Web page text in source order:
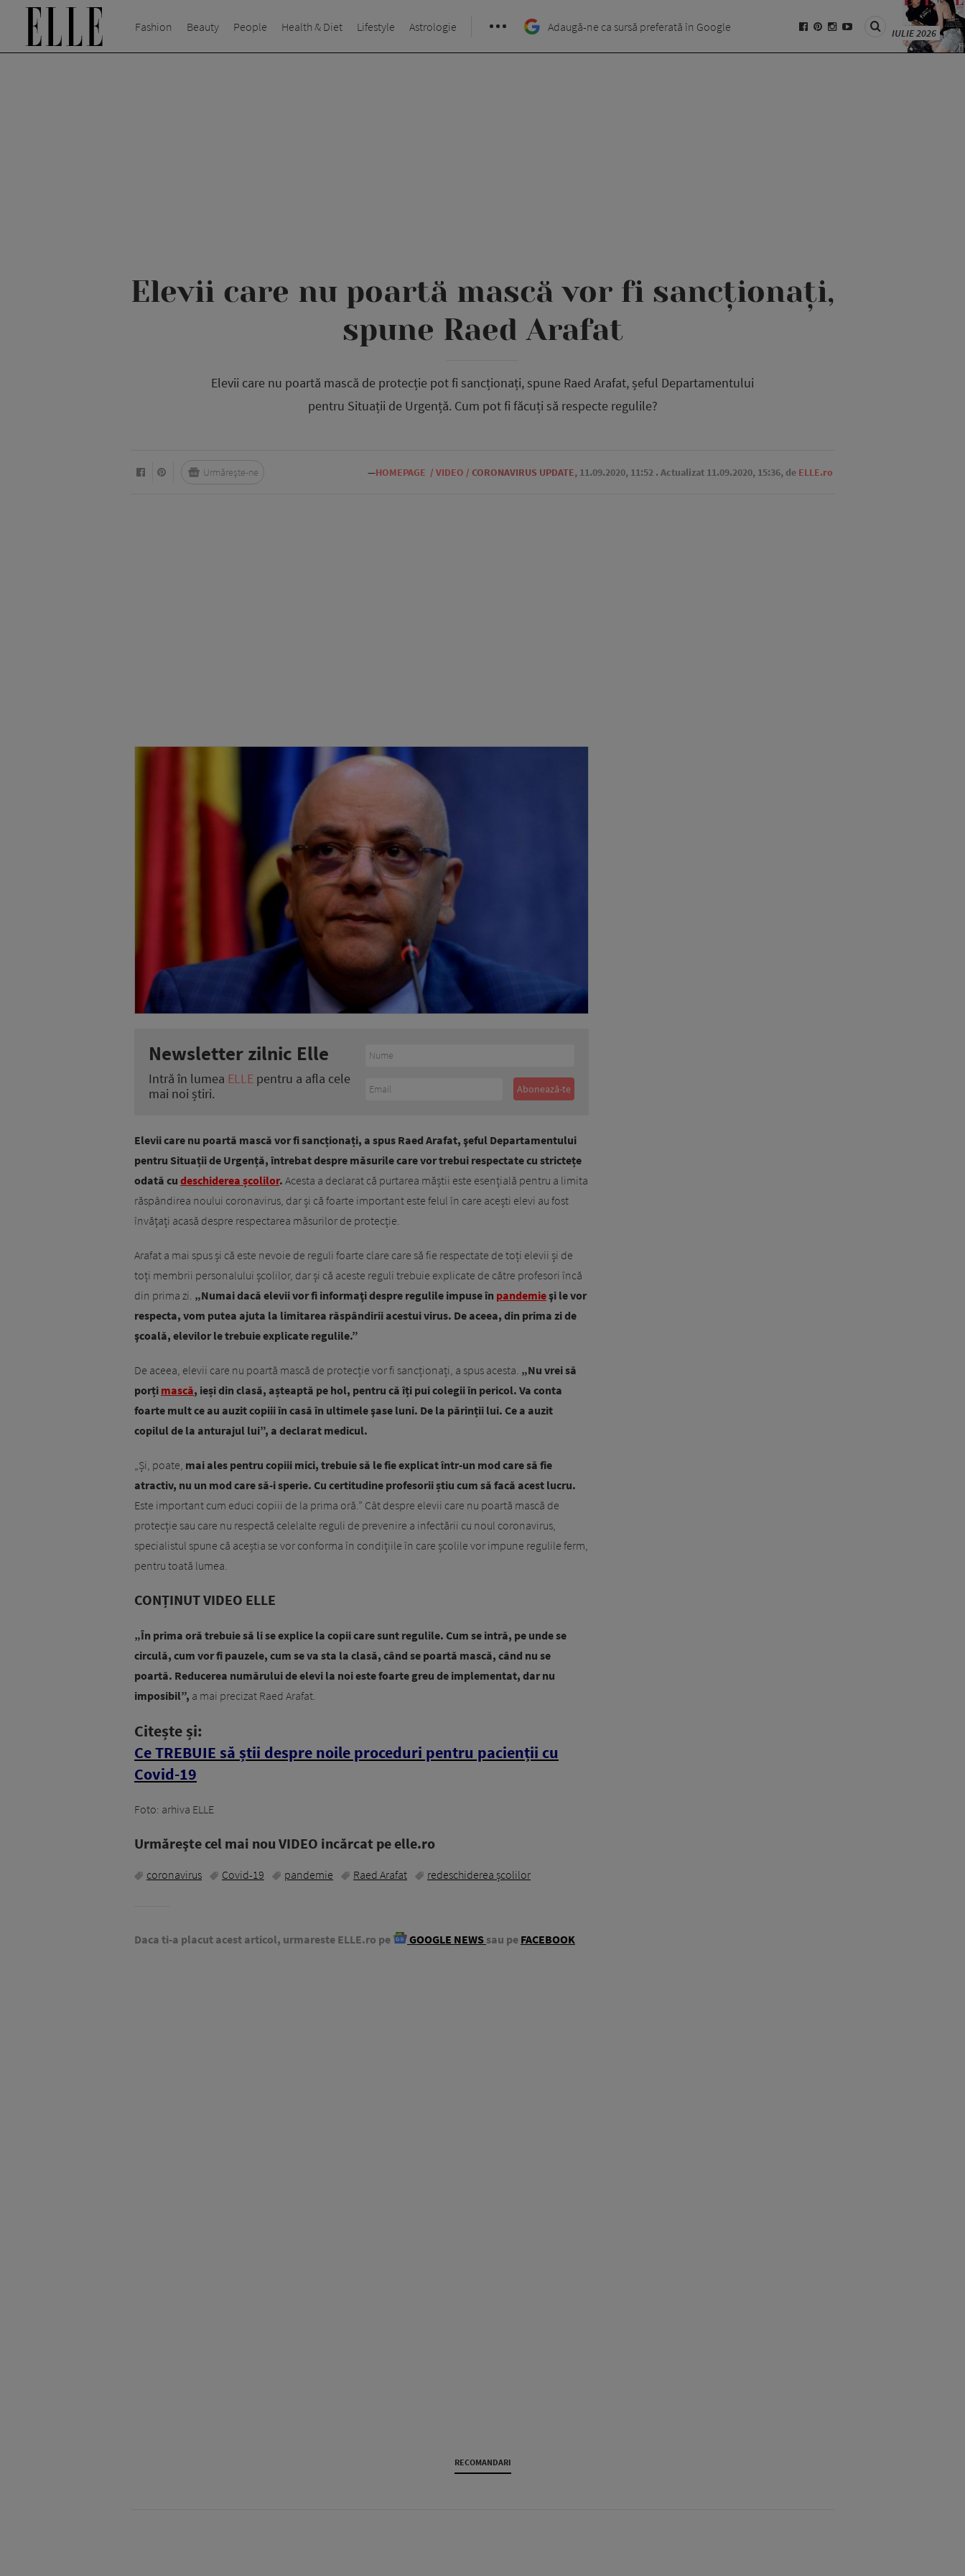
Fashion Beauty People Health & Diet Lifestyle Astrologie Adaugă-ne ca sursă preferată în Google IULIE 2026
Elevii care nu poartă mască vor fi sancționați,
spune Raed Arafat
Elevii care nu poartă mască de protecție pot fi sancționați, spune Raed Arafat, șeful Departamentului
pentru Situații de Urgență. Cum pot fi făcuți să respecte regulile?
—HOMEPAGE / VIDEO / CORONAVIRUS UPDATE, 11.09.2020, 11:52 . Actualizat 11.09.2020, 15:36, de ELLE.ro
Urmărește-ne
Newsletter zilnic Elle
Intră în lumea ELLE pentru a afla cele
mai noi știri.
Elevii care nu poartă mască vor fi sancționați, a spus Raed Arafat, şeful Departamentului
pentru Situații de Urgență, întrebat despre măsurile care vor trebui respectate cu strictețe
odată cu deschiderea școlilor. Acesta a declarat că purtarea măștii este esențială pentru a limita
răspândirea noului coronavirus, dar și că foarte important este felul în care acești elevi au fost
învățați acasă despre respectarea măsurilor de protecție.
Arafat a mai spus și că este nevoie de reguli foarte clare care să fie respectate de toți elevii și de
toți membrii personalului școlilor, dar și că aceste reguli trebuie explicate de către profesori încă
din prima zi. „Numai dacă elevii vor fi informaţi despre regulile impuse în pandemieşi le vor
respecta, vom putea ajuta la limitarea răspândirii acestui virus. De aceea, din prima zi de
şcoală, elevilor le trebuie explicate regulile.”
De aceea, elevii care nu poartă mască de protecție vor fi sancționați, a spus acesta. „Nu vrei să
porți mască, ieși din clasă, așteaptă pe hol, pentru că îți pui colegii în pericol. Va conta
foarte mult ce au auzit copiii în casă în ultimele şase luni. De la părinții lui. Ce a auzit
copilul de la anturajul lui”, a declarat medicul.
„Și, poate, mai ales pentru copiii mici, trebuie să le fie explicat într-un mod care să fie
atractiv, nu un mod care să-i sperie. Cu certitudine profesorii știu cum să facă acest lucru.
Este important cum educi copiii de la prima oră.” Cât despre elevii care nu poartă mască de
protecție sau care nu respectă celelalte reguli de prevenire a infectării cu noul coronavirus,
specialistul spune că aceștia se vor conforma în condițiile în care școlile vor impune regulile ferm,
pentru toată lumea.
CONȚINUT VIDEO ELLE
„În prima oră trebuie să li se explice la copii care sunt regulile. Cum se intră, pe unde se
circulă, cum vor fi pauzele, cum se va sta la clasă, când se poartă mască, când nu se
poartă. Reducerea numărului de elevi la noi este foarte greu de implementat, dar nu
imposibil”, a mai precizat Raed Arafat.
Citește și:
Ce TREBUIE să știi despre noile proceduri pentru pacienții cu
Covid-19
Foto: arhiva ELLE
Urmăreşte cel mai nou VIDEO incărcat pe elle.ro
coronavirus Covid-19 pandemie Raed Arafat redeschiderea școlilor
Daca ti-a placut acest articol, urmareste ELLE.ro pe GOOGLE NEWS sau pe FACEBOOK
RECOMANDARI